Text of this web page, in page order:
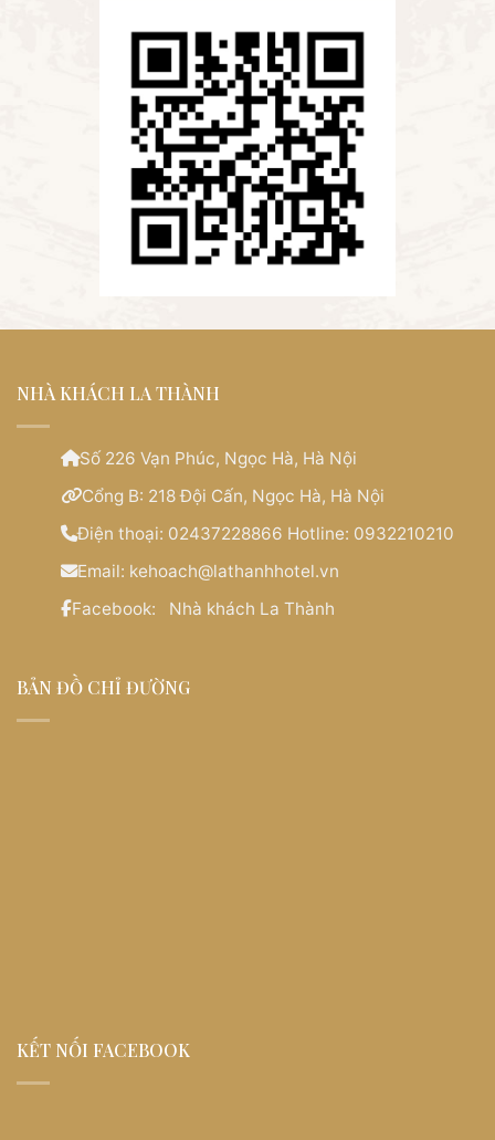
NHÀ KHÁCH LA THÀNH
Số 226 Vạn Phúc, Ngọc Hà, Hà Nội
Cổng B: 218 Đội Cấn, Ngọc Hà, Hà Nội
Điện thoại: 02437228866 Hotline: 0932210210
Email: kehoach@lathanhhotel.vn
Facebook: Nhà khách La Thành
BẢN ĐỒ CHỈ ĐƯỜNG
KẾT NỐI FACEBOOK